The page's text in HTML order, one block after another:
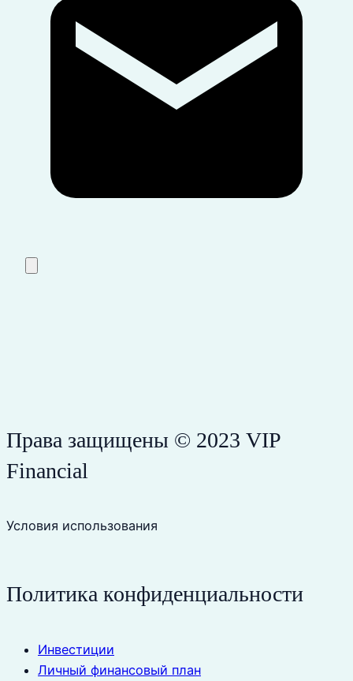
Права защищены © 2023 VIP
Financial
Условия использования
Политика конфиденциальности
Инвестиции
Личный финансовый план